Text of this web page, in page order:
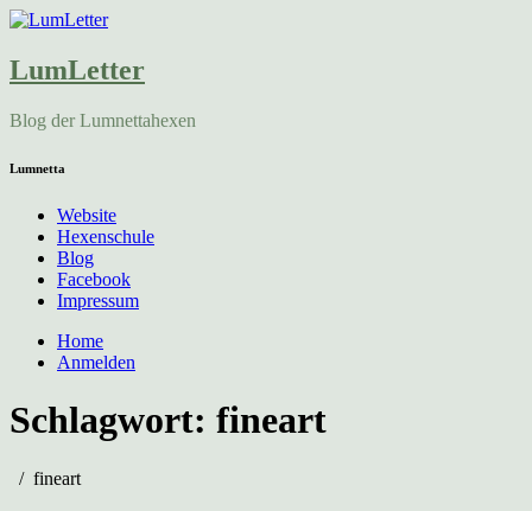
LumLetter
Blog der Lumnettahexen
Lumnetta
Website
Hexenschule
Blog
Facebook
Impressum
Home
Anmelden
Schlagwort: fineart
fineart